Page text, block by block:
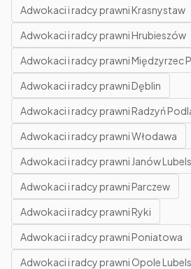
Adwokaci i radcy prawni Krasnystaw
Adwokaci i radcy prawni Hrubieszów
Adwokaci i radcy prawni Międzyrzec
Adwokaci i radcy prawni Dęblin
Adwokaci i radcy prawni Radzyń
Adwokaci i radcy prawni Włodawa
Adwokaci i radcy prawni Janów
Adwokaci i radcy prawni Parczew
Adwokaci i radcy prawni Ryki
Adwokaci i radcy prawni Poniatowa
Adwokaci i radcy prawni Opole